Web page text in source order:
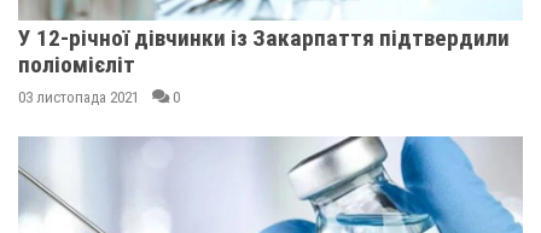
У 12-річної дівчинки із Закарпаття підтвердили
поліомієліт
03 листопада 2021 0